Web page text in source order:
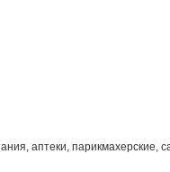
аптеки, парикмахерские,